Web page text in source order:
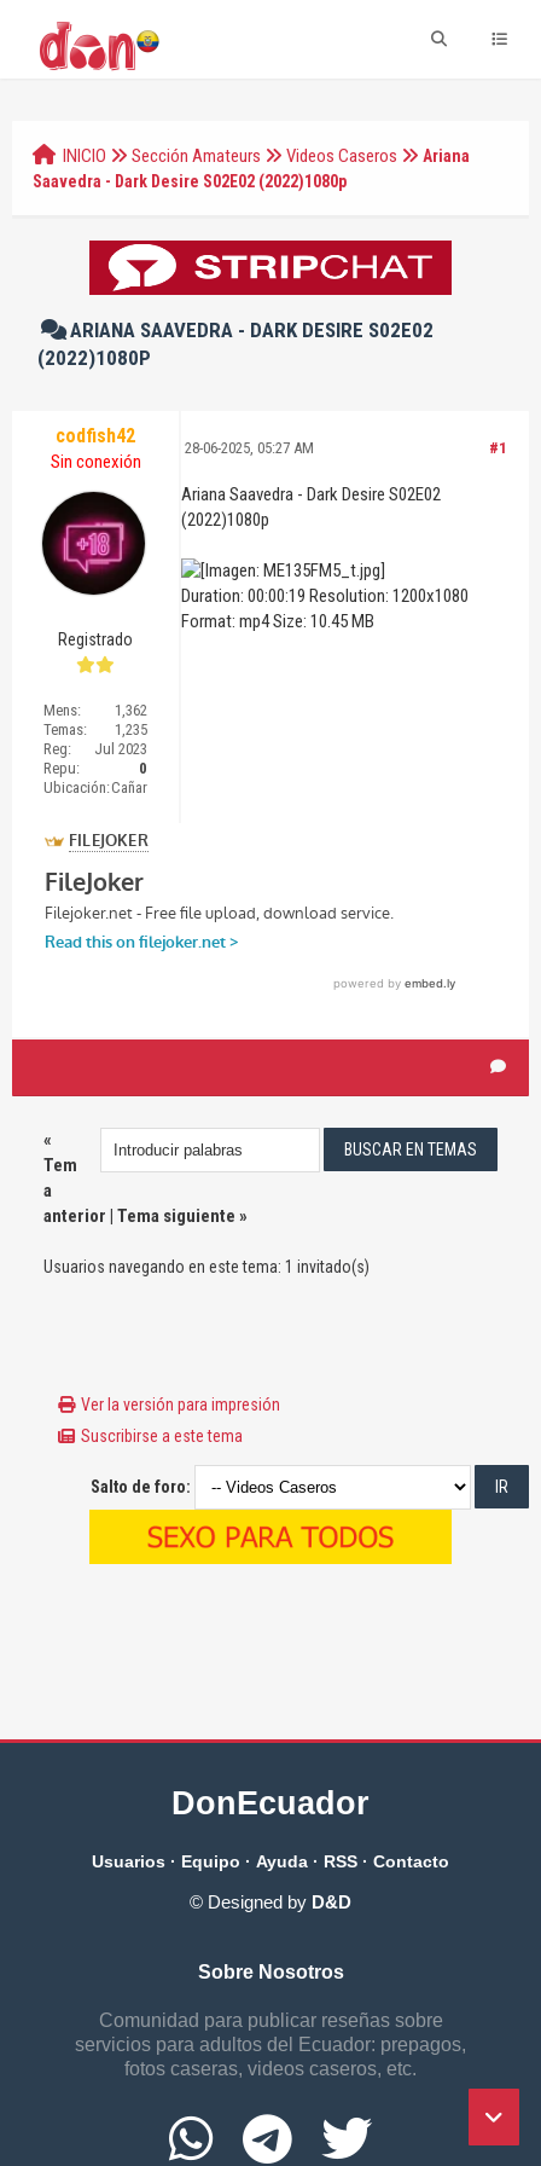
INICIO Sección Amateurs Videos Caseros
Ariana
Saavedra - Dark Desire S02E02 (2022)1080p
ARIANA SAAVEDRA - DARK DESIRE S02E02
(2022)1080P
codfish42
Sin conexión
Registrado
Mens:
1,362
Temas:
1,235
Reg:
Jul 2023
Repu:
0
Ubicación:Cañar
#1
28-06-2025, 05:27 AM
Ariana Saavedra - Dark Desire S02E02
(2022)1080p
Duration: 00:00:19 Resolution: 1200x1080
Format: mp4 Size: 10.45 MB
«
Tem
a
anterior | Tema siguiente »
Usuarios navegando en este tema: 1 invitado(s)
Ver la versión para impresión
Suscribirse a este tema
Salto de foro:
DonEcuador
Usuarios · Equipo · Ayuda · RSS · Contacto
© Designed by D&D
Sobre Nosotros
Comunidad para publicar reseñas sobre
servicios para adultos del Ecuador: prepagos,
fotos caseras, videos caseros, etc.